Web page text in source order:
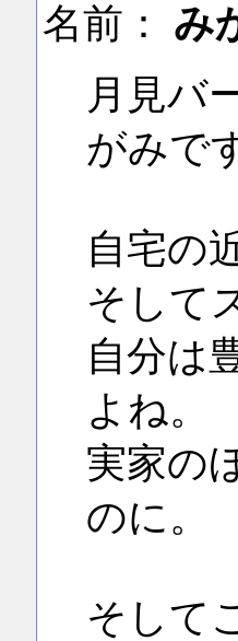
名前： み
月見バ
がみで
自宅の
そして
自分は
よね。
実家の
のに。
そして